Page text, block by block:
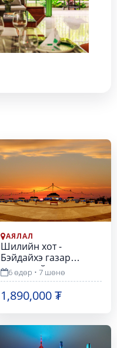
АЯЛАЛ
Шилийн хот -
Бэйдайхэ газар
нислэгтэй
6 өдөр • 7 шөнө
1,890,000 ₮